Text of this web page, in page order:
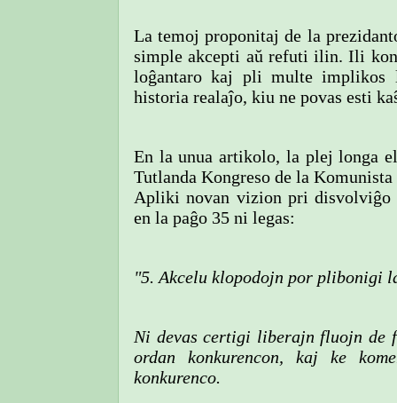
La temoj proponitaj de la
simple akcepti aŭ refuti ilin. Ili
loĝantaro kaj pli multe implikos
historia realaĵo, kiu ne povas esti
En la unua artikolo, la plej longa
Tutlanda Kongreso de la
Apliki novan vizion pri disvolviĝo
en la paĝo 35 ni legas:
"5. Akcelu klopodojn por plibonigi
Ni devas certigi liberajn fluojn de
ordan konkurencon, kaj ke
konkurenco.